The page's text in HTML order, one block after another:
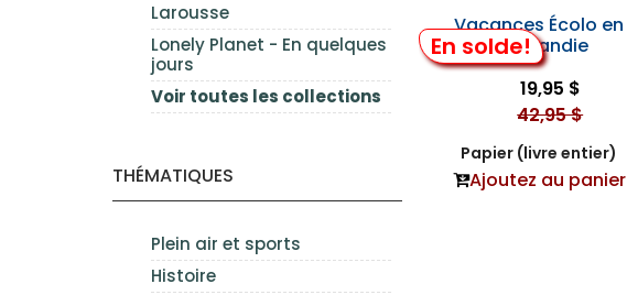
Larousse
Lonely Planet - En quelques
jours
Voir toutes les collections
THÉMATIQUES
Plein air et sports
Histoire
En solde!
Vacances Écolo en
Normandie
19,95 $
42,95 $
Papier (livre entier)
Ajoutez au panier